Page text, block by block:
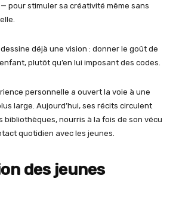
pour stimuler sa créativité même sans
déjà une vision : donner le goût de
plutôt qu’en lui imposant des codes.
personnelle a ouvert la voie à une
large. Aujourd’hui, ses récits circulent
bibliothèques, nourris à la fois de son vécu
quotidien avec les jeunes.
des jeunes